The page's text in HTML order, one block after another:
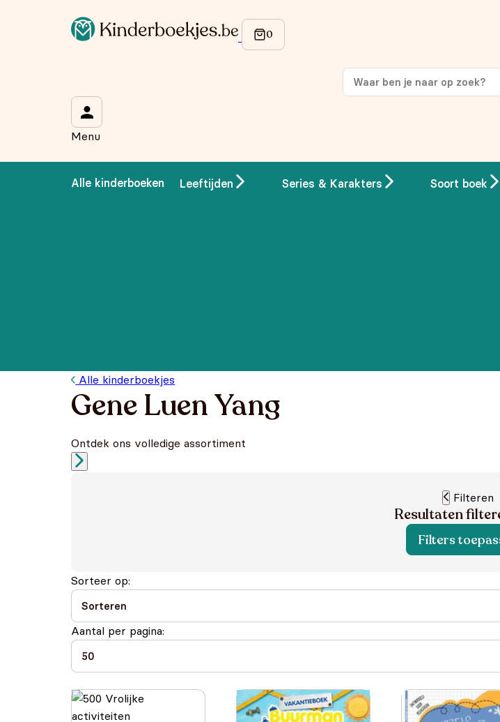
Menu
Alle kinderboeken Leeftijden Series & Karakters Soort boek
Alle kinderboekjes
Gene Luen Yang
Ontdek ons volledige assortiment
Filteren
Resultaten
Filters
Sorteer op:
Aantal per pagina: